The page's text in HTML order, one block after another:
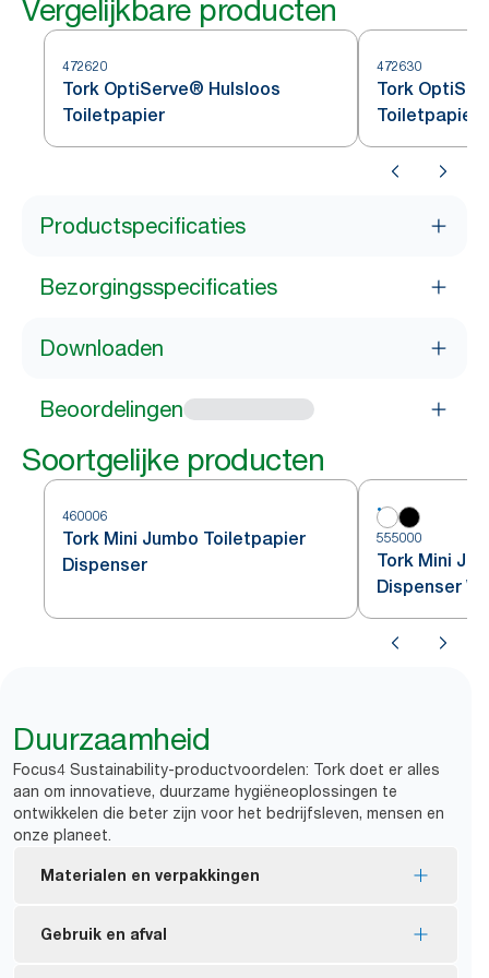
Vergelijkbare producten
472620
Tork OptiServe® Hulsloos
Toiletpapier
472630
Tork
Toiletpapier
Productspecificaties
Bezorgingsspecificaties
Downloaden
Beoordelingen
Soortgelijke producten
460006
Tork Mini Jumbo Toiletpapier
Dispenser
555000
Tork Mini
Dispenser
Duurzaamheid
Focus4 Sustainability-productvoordelen: Tork doet er alles
aan om innovatieve, duurzame hygiëneoplossingen te
ontwikkelen die beter zijn voor het bedrijfsleven, mensen en
onze planeet.
Materialen en verpakkingen
FSC®-gecertificeerde vullingen: gemaakt van
Gebruik en afval